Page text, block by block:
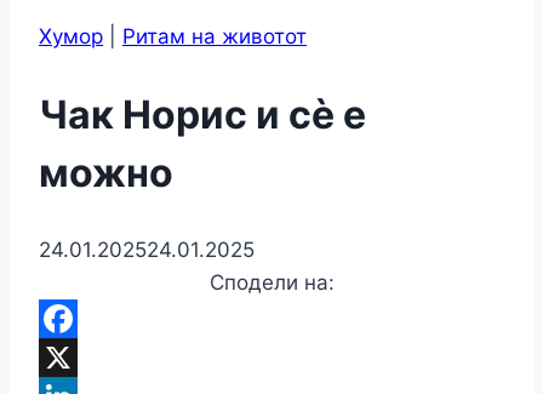
Хумор Ритам на животот
Чак Норис и сѐ е
можно
24.01.202524.01.2025
Сподели на: